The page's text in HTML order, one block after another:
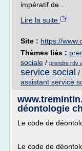
impératif de...
Lire la suite
Site : https://
Thèmes liés :
sociale / prendre rdv
service social /
assistant service
déontologie
Le code de
Le code de